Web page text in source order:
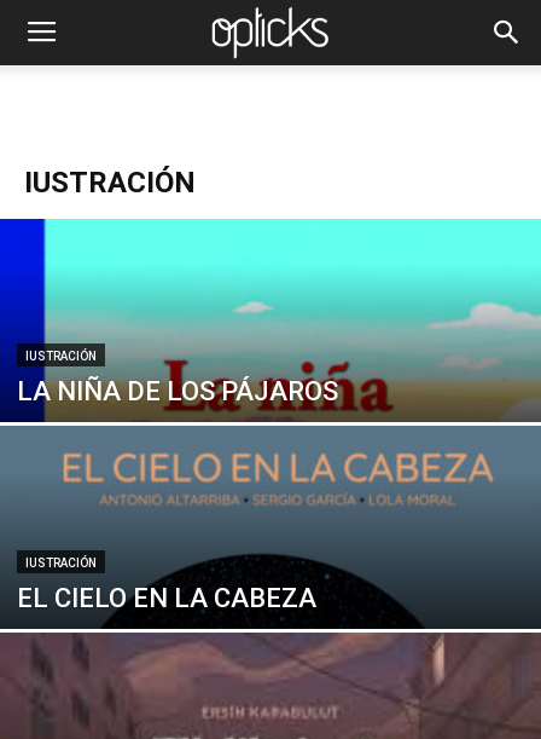
IUSTRACIÓN
IUSTRACIÓN
LA NIÑA DE LOS PÁJAROS
IUSTRACIÓN
EL CIELO EN LA CABEZA